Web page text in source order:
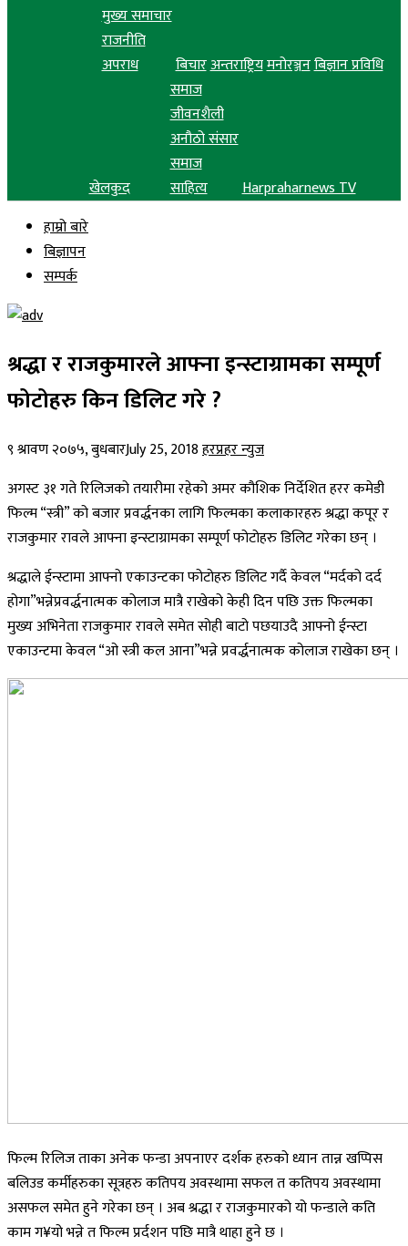
मुख्य समाचार
राजनीति
अपराध
बिचारअन्तराष्ट्रियमनोरञ्जनबिज्ञान प्रविधि
खेलकुद
समाज
जीवनशैली
अनौठो संसार
समाज
साहित्य
Harpraharnews TV
हाम्रो बारे
बिज्ञापन
सम्पर्क
श्रद्धा र राजकुमारले आफ्ना इन्स्टाग्रामका सम्पूर्ण
फोटोहरु किन डिलिट गरे ?
९ श्रावण २०७५, बुधबारJuly 25, 2018हरप्रहर न्युज
अगस्ट ३१ गते रिलिजको तयारीमा रहेको अमर कौशिक निर्देशित हरर कमेडी
फिल्म “स्त्री” को बजार प्रवर्द्धनका लागि फिल्मका कलाकारहरु श्रद्धा कपूर र
राजकुमार रावले आफ्ना इन्स्टाग्रामका सम्पूर्ण फोटोहरु डिलिट गरेका छन् ।
श्रद्धाले ईन्स्टामा आफ्नो एकाउन्टका फोटोहरु डिलिट गर्दै केवल “मर्दको दर्द
होगा”भन्नेप्रवर्द्धनात्मक कोलाज मात्रै राखेको केही दिन पछि उक्त फिल्मका
मुख्य अभिनेता राजकुमार रावले समेत सोही बाटो पछयाउदै आफ्नो ईन्स्टा
एकाउन्टमा केवल “ओ स्त्री कल आना”भन्ने प्रवर्द्धनात्मक कोलाज राखेका छन् ।
फिल्म रिलिज ताका अनेक फन्डा अपनाएर दर्शक हरुको ध्यान तान्न खप्पिस
बलिउड कर्मीहरुका सूत्रहरु कतिपय अवस्थामा सफल त कतिपय अवस्थामा
असफल समेत हुने गरेका छन् । अब श्रद्धा र राजकुमारको यो फन्डाले कति
काम ग¥यो भन्ने त फिल्म प्रर्दशन पछि मात्रै थाहा हुने छ ।